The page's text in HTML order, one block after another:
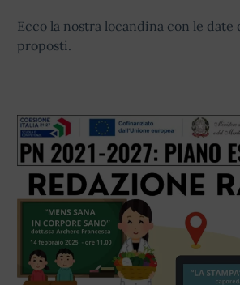
Ecco la nostra locandina con le
proposti.